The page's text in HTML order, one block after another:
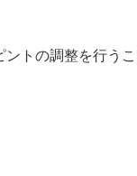
トの調整を行う